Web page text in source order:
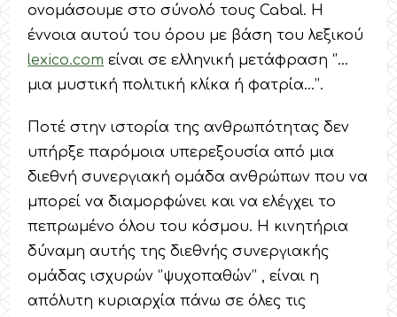
ονομάσουμε στο σύνολό τους Cabal. Η
έννοια αυτού του όρου με βάση του λεξικού
lexico.com είναι σε ελληνική μετάφραση ‘’…
μια μυστική πολιτική κλίκα ή φατρία…’’.
Ποτέ στην ιστορία της ανθρωπότητας δεν
υπήρξε παρόμοια υπερεξουσία από μια
διεθνή συνεργιακή ομάδα ανθρώπων που να
μπορεί να διαμορφώνει και να ελέγχει το
πεπρωμένο όλου του κόσμου. Η κινητήρια
δύναμη αυτής της διεθνής συνεργιακής
ομάδας ισχυρών ‘’ψυχοπαθών’’ , είναι η
απόλυτη κυριαρχία πάνω σε όλες τις